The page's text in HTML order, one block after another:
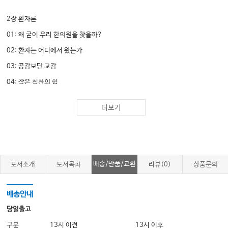
2장 환자론
01: 왜 굳이 우리 한의원을 찾을까?
02: 환자는 어디에서 왔는가
03: 공감보단 교감
04: 작은 칭찬의 힘
05: 가는 피드백, 오는 피드백
3장 진료론
02: 진료에 대한 투자는 아끼지 마라
03: 나의 무기를 날카롭게 다듬어라
04: 샤넬과 에르메스에만 사람이 몰리는 이유
더보기
도서소개 도서목차 배송/반품/교환 리뷰(0) 상품문의
배송안내
당일출고
구분 13시 이전
13시 이후